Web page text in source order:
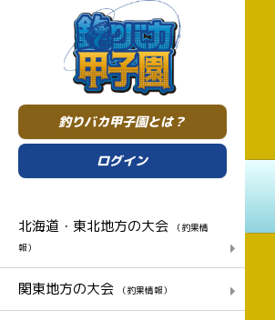
釣りバカ甲子園とは？
ログイン
北海道・東北地方の大会
（釣果情
報）
関東地方の大会 （釣果情報）